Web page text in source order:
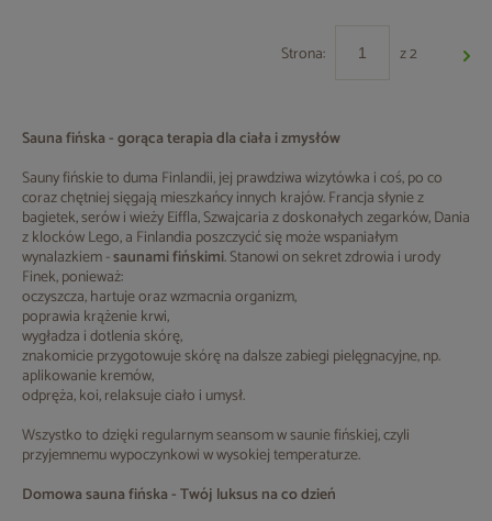
Sauna fińska - gorąca terapia dla ciała i zmysłów
Sauny fińskie to duma Finlandii, jej prawdziwa wizytówka i coś, po co
coraz chętniej sięgają mieszkańcy innych krajów. Francja słynie z
bagietek, serów i wieży Eiffla, Szwajcaria z doskonałych zegarków, Dania
z klocków Lego, a Finlandia poszczycić się może wspaniałym
wynalazkiem -saunami fińskimi. Stanowi on sekret zdrowia i urody
Finek, ponieważ:
oczyszcza, hartuje oraz wzmacnia organizm,
poprawia krążenie krwi,
wygładza i dotlenia skórę,
znakomicie przygotowuje skórę na dalsze zabiegi pielęgnacyjne, np.
aplikowanie kremów,
odpręża, koi, relaksuje ciało i umysł.
Wszystko to dzięki regularnym seansom w saunie fińskiej, czyli
przyjemnemu wypoczynkowi w wysokiej temperaturze.
Domowa sauna fińska - Twój luksus na co dzień
Strona: z 2